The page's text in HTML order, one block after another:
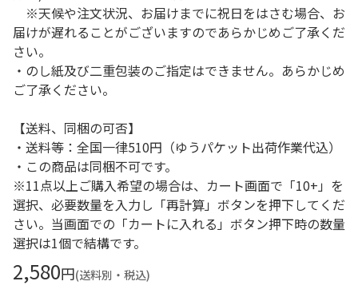
※天候や注文状況、お届けまでに祝日をはさむ場合、お
届けが遅れることがございますのであらかじめご了承くだ
さい。
・のし紙及び二重包装のご指定はできません。あらかじめ
ご了承ください。
【送料、同梱の可否】
・送料等：全国一律510円（ゆうパケット出荷作業代込）
・この商品は同梱不可です。
※11点以上ご購入希望の場合は、カート画面で「10+」を
選択、必要数量を入力し「再計算」ボタンを押下してくだ
さい。当画面での「カートに入れる」ボタン押下時の数量
選択は1個で結構です。
2,580円(送料別・税込)